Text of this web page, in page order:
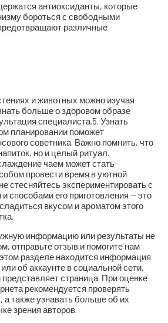
антиоксиданты, которые
бороться с свободными
различные
и животных можно изучая
больше о здоровом образе
специалиста.5. Узнать
планировании поможет
советника. Важно помнить, что
но и целый ритуал.
чаем может стать
провести время в уютной
стесняйтесь экспериментировать с
способами его приготовления — это
вкусом и ароматом этого
информацию или результаты не
отправьте отзыв и помогите нам
разделе находится информация
об аккаунте в социальной сети,
страница. При оценке
рекомендуется проверять
а также узнавать больше об их
зрения авторов.